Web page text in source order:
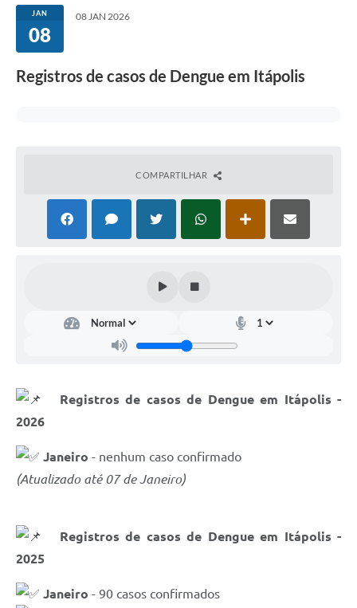
Serviços Online
Carta de Serviços
Plano Diretor
Itinerário do Transporte Público de Itápolis
Feriados Municipais
História
Galeria de Fotos
Ouvidoria Municipal
JAN
08
08 JAN 2026
Registros de casos de Dengue em Itápolis
COMPARTILHAR
Registros de casos de Dengue em Itápolis -
2026
Janeiro - nenhum caso confirmado
(Atualizado até 07 de Janeiro)
Registros de casos de Dengue em Itápolis -
2025
Janeiro - 90 casos confirmados